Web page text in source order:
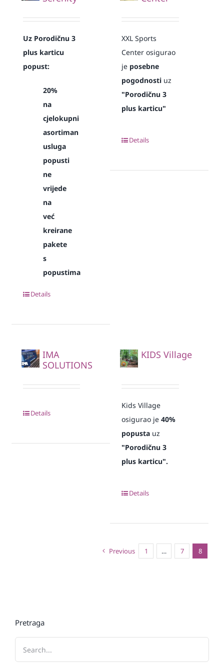
Uz Porodičnu 3
plus karticu
popust:
20%
na
cjelokupni
asortiman
usluga
popusti
ne
vrijede
na
već
kreirane
pakete
s
popustima
Details
XXL Sports
Center osigurao
je posebne
pogodnosti uz
"Porodičnu 3
plus karticu"
Details
IMA
SOLUTIONS
Details
KIDS Village
Kids Village
osigurao je 40%
popusta uz
"Porodičnu 3
plus karticu".
Details
Previous 1 … 7 8
Pretraga